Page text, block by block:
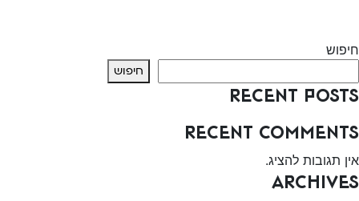
חיפוש
חיפוש
Recent Posts
Recent Comments
אין תגובות להציג.
Archives